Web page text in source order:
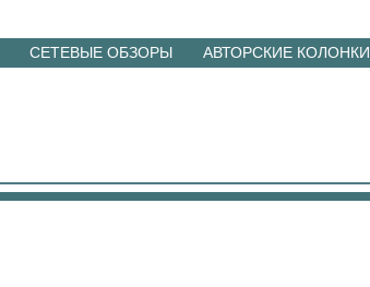
СЕТЕВЫЕ ОБЗОРЫ АВТОРСКИЕ КОЛОНКИ